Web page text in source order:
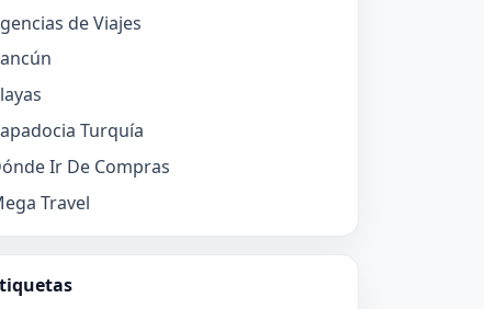
de Viajes
Turquía
Ir De Compras
Travel